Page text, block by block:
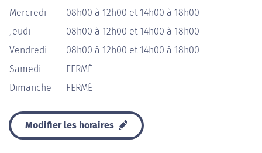
Mercredi
08h00 à 12h00 et 14h00 à 18h00
Jeudi
08h00 à 12h00 et 14h00 à 18h00
Vendredi
08h00 à 12h00 et 14h00 à 18h00
Samedi
FERMÉ
Dimanche
FERMÉ
Modifier les horaires